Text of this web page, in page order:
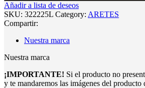
Añadir a lista de deseos
SKU: 322225L Category: ARETES
Compartir:
Nuestra marca
Nuestra marca
¡IMPORTANTE! Si el producto no
y te mandaremos las imágenes del producto